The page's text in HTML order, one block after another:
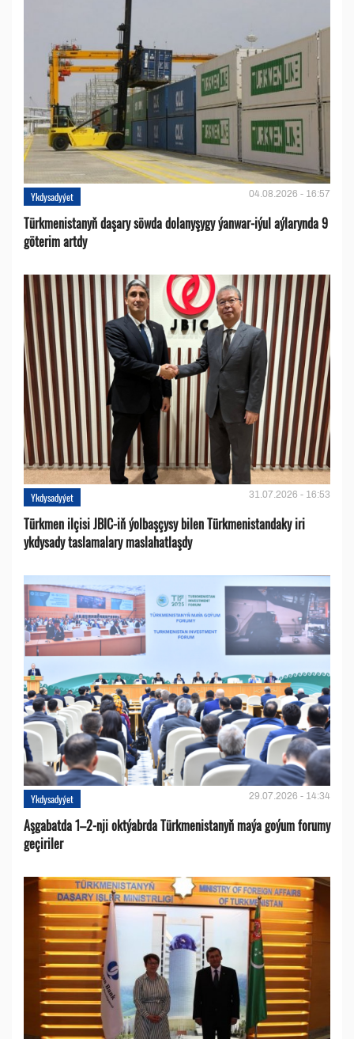
Ykdysadyýet 04.08.2026 - 16:57
Türkmenistanyň daşary söwda dolanyşygy ýanwar-iýul aýlarynda 9
göterim artdy
Ykdysadyýet 31.07.2026 - 16:53
Türkmen ilçisi JBIC-iň ýolbaşçysy bilen Türkmenistandaky iri
ykdysady taslamalary maslahatlaşdy
Ykdysadyýet 29.07.2026 - 14:34
Aşgabatda 1–2-nji oktýabrda Türkmenistanyň maýa goýum forumy
geçiriler